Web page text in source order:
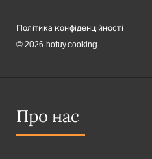
Політика конфіденційності
© 2026 hotuy.cooking
Про нас